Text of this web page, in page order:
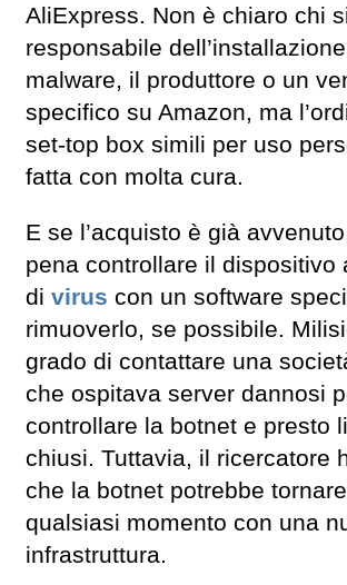
AliExpress. Non è chiaro chi
responsabile
malware, il produttore o un
specifico su Amazon, ma
set-top box simili per uso
fatta con molta cura.
E se l’acquisto è già
pena controllare il dispositivo
di virus con un software
rimuoverlo, se possibile.
grado di contattare una
che ospitava server dannosi
controllare la botnet e presto
chiusi. Tuttavia, il ricercatore
che la botnet potrebbe
qualsiasi momento con una
infrastruttura.